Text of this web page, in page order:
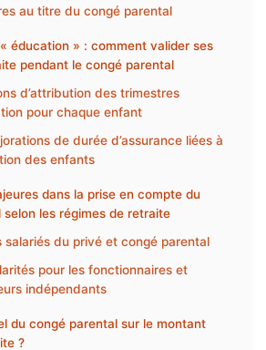
au titre du congé parental
éducation » : comment valider ses
pendant le congé parental
d’attribution des trimestres
pour chaque enfant
de durée d’assurance liées à
des enfants
dans la prise en compte du
les régimes de retraite
salariés du privé et congé parental
pour les fonctionnaires et
indépendants
du congé parental sur le montant
?